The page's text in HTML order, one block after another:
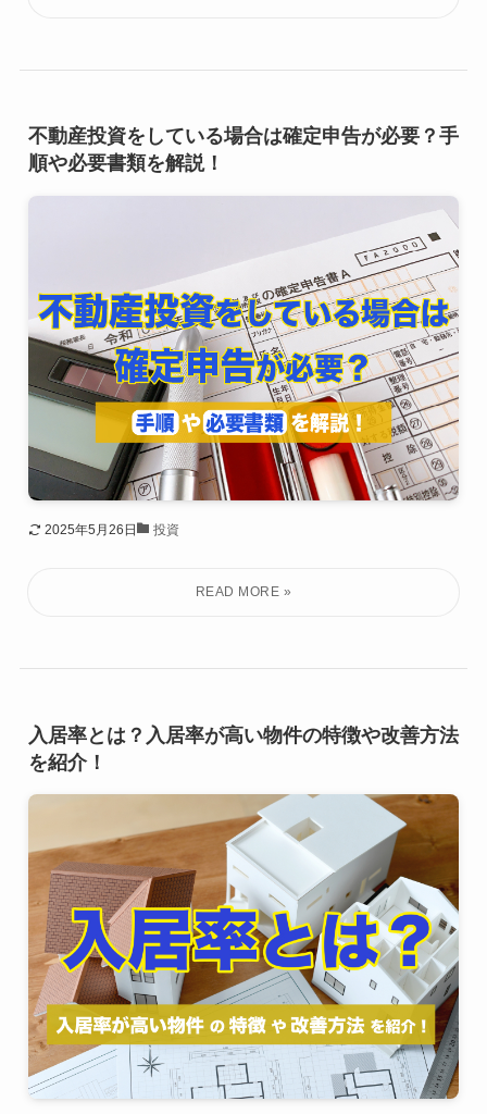
不動産投資をしている場合は確定申告が必要？手
順や必要書類を解説！
2025年5月26日 投資
入居率とは？入居率が高い物件の特徴や改善方法
を紹介！